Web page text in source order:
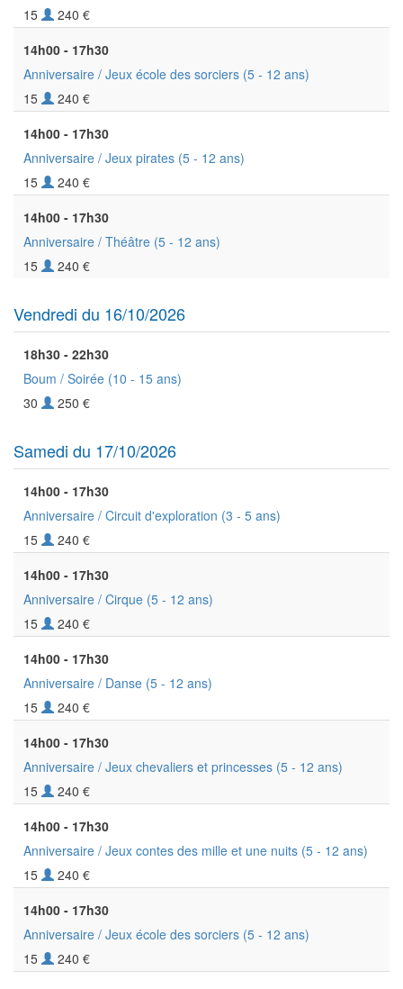
15
240 €
14h00 - 17h30
Anniversaire / Jeux école des sorciers (5 - 12 ans)
15
240 €
14h00 - 17h30
Anniversaire / Jeux pirates (5 - 12 ans)
15
240 €
14h00 - 17h30
Anniversaire / Théâtre (5 - 12 ans)
15
240 €
Vendredi du 16/10/2026
18h30 - 22h30
Boum / Soirée (10 - 15 ans)
30
250 €
Samedi du 17/10/2026
14h00 - 17h30
Anniversaire / Circuit d'exploration (3 - 5 ans)
15
240 €
14h00 - 17h30
Anniversaire / Cirque (5 - 12 ans)
15
240 €
14h00 - 17h30
Anniversaire / Danse (5 - 12 ans)
15
240 €
14h00 - 17h30
Anniversaire / Jeux chevaliers et princesses (5 - 12 ans)
15
240 €
14h00 - 17h30
Anniversaire / Jeux contes des mille et une nuits (5 - 12 ans)
15
240 €
14h00 - 17h30
Anniversaire / Jeux école des sorciers (5 - 12 ans)
15
240 €